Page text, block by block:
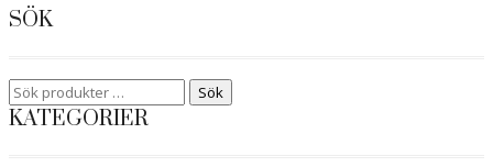
kan
produktsidan
alternativen
kan
väljas
produkten
varianter.
De
SÖK
Sök
efter:
Sök
KATEGORIER